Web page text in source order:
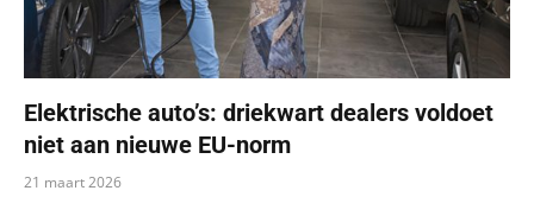
Elektrische auto’s: driekwart dealers voldoet
niet aan nieuwe EU-norm
21 maart 2026